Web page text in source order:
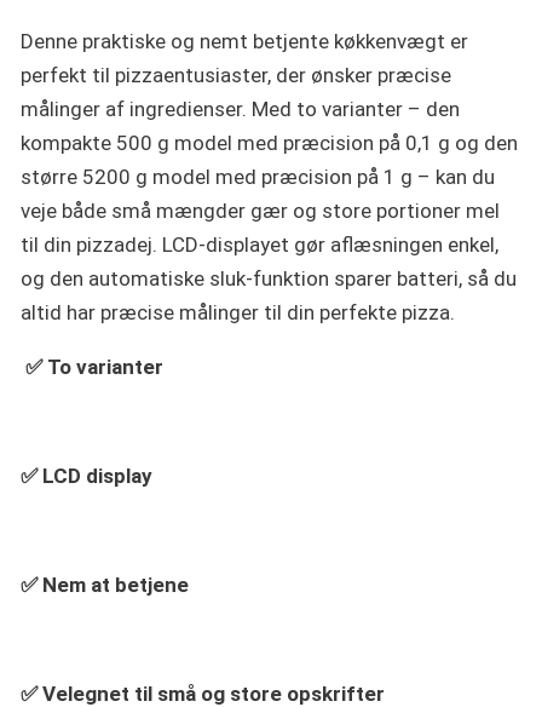
Denne praktiske og nemt betjente køkkenvægt er
perfekt til pizzaentusiaster, der ønsker præcise
målinger af ingredienser. Med to varianter – den
kompakte 500 g model med præcision på 0,1 g og den
større 5200 g model med præcision på 1 g – kan du
veje både små mængder gær og store portioner mel
til din pizzadej. LCD-displayet gør aflæsningen enkel,
og den automatiske sluk-funktion sparer batteri, så du
altid har præcise målinger til din perfekte pizza.
✅ To varianter
✅ LCD display
✅ Nem at betjene
✅Velegnet til små og store opskrifter